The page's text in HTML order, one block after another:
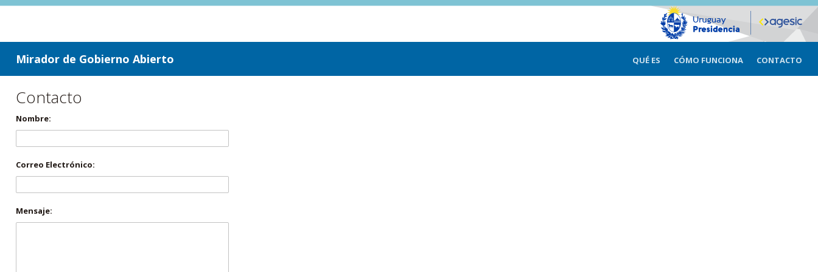
ir a contenido
ir al menú
Mirador de Gobierno Abierto QUÉ ES CÓMO FUNCIONA CONTACTO
Contacto
Nombre:
Correo Electrónico:
Mensaje: